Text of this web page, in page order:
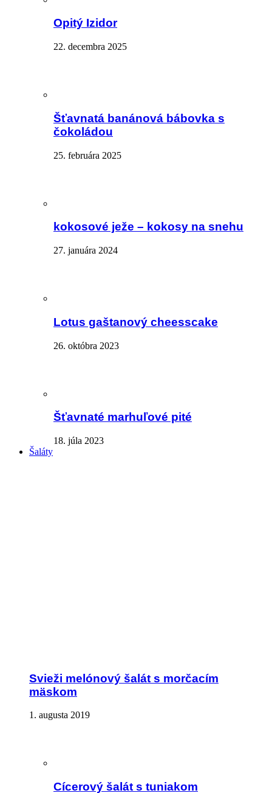
Opitý Izidor
22. decembra 2025
Šťavnatá banánová bábovka s
čokoládou
25. februára 2025
kokosové ježe – kokosy na snehu
27. januára 2024
Lotus gaštanový cheesscake
26. októbra 2023
Šťavnaté marhuľové pité
18. júla 2023
Šaláty
Svieži melónový šalát s morčacím
mäskom
1. augusta 2019
Cícerový šalát s tuniakom